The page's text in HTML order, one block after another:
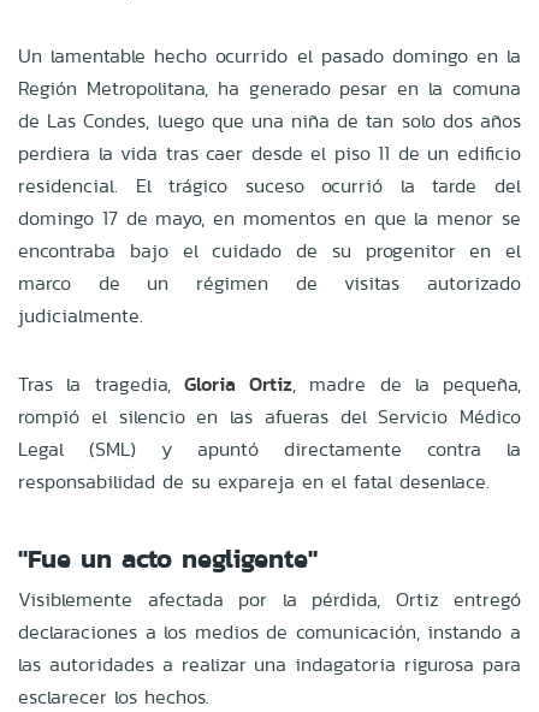
Un lamentable hecho ocurrido el pasado domingo en la
Región Metropolitana, ha generado pesar en la comuna
de Las Condes, luego que una niña de tan solo dos años
perdiera la vida tras caer desde el piso 11 de un edificio
residencial. El trágico suceso ocurrió la tarde del
domingo 17 de mayo, en momentos en que la menor se
encontraba bajo el cuidado de su progenitor en el
marco de un régimen de visitas autorizado
judicialmente.
Tras la tragedia, Gloria Ortiz, madre de la pequeña,
rompió el silencio en las afueras del Servicio Médico
Legal (SML) y apuntó directamente contra la
responsabilidad de su expareja en el fatal desenlace.
"Fue un acto negligente"
Visiblemente afectada por la pérdida, Ortiz entregó
declaraciones a los medios de comunicación, instando a
las autoridades a realizar una indagatoria rigurosa para
esclarecer los hechos.